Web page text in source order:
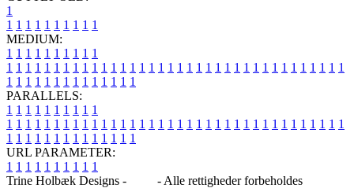
1
1 1 1 1 1 1 1 1 1 1
MEDIUM:
1 1 1 1 1 1 1 1 1 1
1 1 1 1 1 1 1 1 1 1 1 1 1 1 1 1 1 1 1 1 1 1 1 1 1 1 1 1 1 1 1 1 1 1 1 1
1 1 1 1 1 1 1 1 1 1 1 1 1 1
PARALLELS:
1 1 1 1 1 1 1 1 1 1
1 1 1 1 1 1 1 1 1 1 1 1 1 1 1 1 1 1 1 1 1 1 1 1 1 1 1 1 1 1 1 1 1 1 1 1
1 1 1 1 1 1 1 1 1 1 1 1 1 1
URL PARAMETER:
1 1 1 1 1 1 1 1 1 1
Trine Holbæk Designs -
- Alle rettigheder forbeholdes